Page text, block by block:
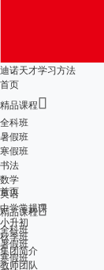
迪诺天才学习方法
首页
精品课程
全科班
暑假班
寒假班
书法
数学
英语
中学常规课
小升初
秋季班
集团简介
教师团队
首页
精品课程
全科班
暑假班
寒假班